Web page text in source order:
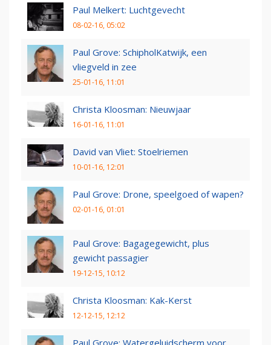
Paul Melkert: Luchtgevecht
08-02-16, 05:02
Paul Grove: SchipholKatwijk, een
vliegveld in zee
25-01-16, 11:01
Christa Kloosman: Nieuwjaar
16-01-16, 11:01
David van Vliet: Stoelriemen
10-01-16, 12:01
Paul Grove: Drone, speelgoed of wapen?
02-01-16, 01:01
Paul Grove: Bagagegewicht, plus
gewicht passagier
19-12-15, 10:12
Christa Kloosman: Kak-Kerst
12-12-15, 12:12
Paul Grove: Watergeluidscherm voor